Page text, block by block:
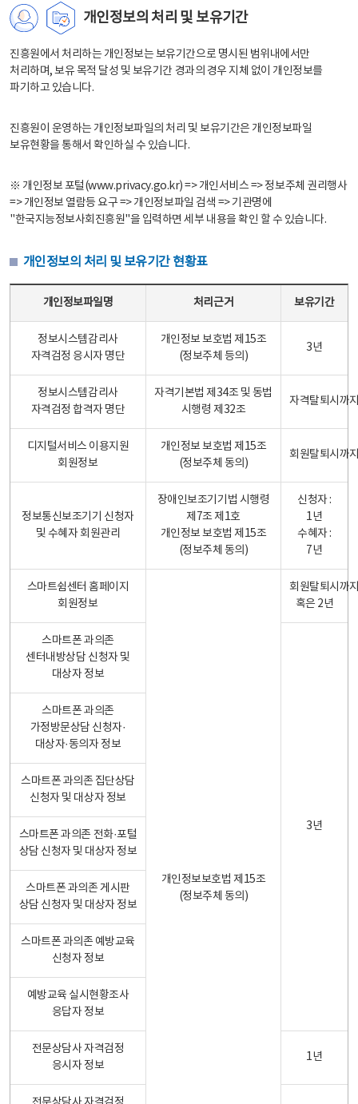
개인정보의 처리 및 보유기간
진흥원에서 처리하는 개인정보는 보유기간으로 명시된 범위내에서만
처리하며, 보유 목적 달성 및 보유기간 경과의 경우 지체 없이 개인정보를
파기하고 있습니다.
진흥원이 운영하는 개인정보파일의 처리 및 보유기간은 개인정보파일
보유현황을 통해서 확인하실 수 있습니다.
※ 개인정보 포털(www.privacy.go.kr) => 개인서비스 => 정보주체 권리행사
=> 개인정보 열람등 요구 => 개인정보파일 검색 => 기관명에
"한국지능정보사회진흥원"을 입력하면 세부 내용을 확인 할 수 있습니다.
개인정보의 처리 및 보유기간 현황표
개인정보파일명 처리근거 보유기간
정보시스템감리사
자격검정 응시자 명단
개인정보 보호법 제15조
(정보주체 등의)
3년
정보시스템감리사
자격검정 합격자 명단
자격기본법 제34조 및 동법
시행령 제32조
자격탈퇴시까
디지털서비스 이용지원
회원정보
개인정보 보호법 제15조
(정보주체 동의)
회원탈퇴시까
정보통신보조기기 신청자
및 수혜자 회원관리
장애인보조기기법 시행령
제7조 제1호
개인정보 보호법 제15조
(정보주체 동의)
신청자 :
1년
수혜자 :
7년
스마트쉼센터 홈페이지
회원정보
개인정보보호법 제15조
(정보주체 동의)
회원탈퇴시까
혹은 2년
스마트폰 과의존
센터내방상담 신청자 및
대상자 정보
3년
스마트폰 과의존
가정방문상담 신청자·
대상자·동의자 정보
스마트폰 과의존 집단상담
신청자 및 대상자 정보
스마트폰 과의존 전화·포털
상담 신청자 및 대상자 정보
스마트폰 과의존 게시판
상담 신청자 및 대상자 정보
스마트폰 과의존 예방교육
신청자 정보
예방교육 실시현황조사
응답자 정보
전문상담사 자격검정
응시자 정보
1년